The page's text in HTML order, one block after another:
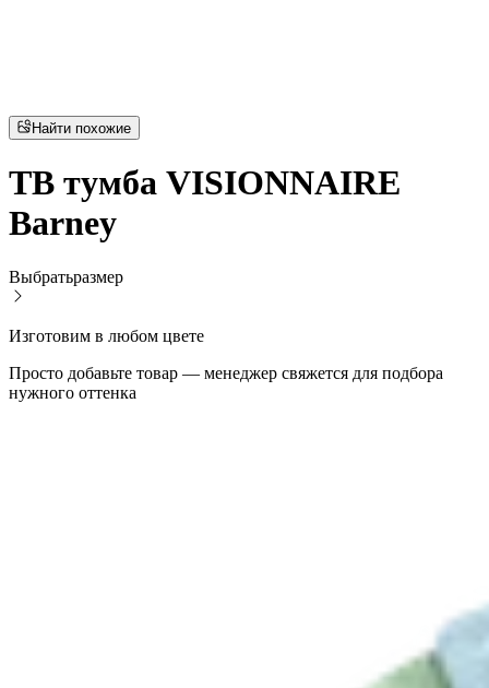
Найти похожие
ТВ тумба VISIONNAIRE
Barney
Выбратьразмер
Изготовим в любом цвете
Просто добавьте товар — менеджер свяжется для подбора
нужного оттенка